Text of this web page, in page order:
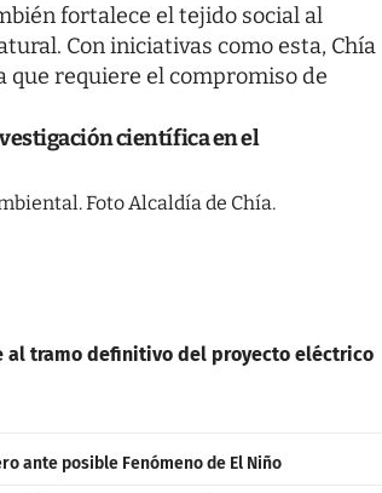
fortalece el tejido social al
Con iniciativas como esta, Chía
que requiere el compromiso de
científica en el
Foto Alcaldía de Chía.
al tramo definitivo del proyecto eléctrico
ante posible Fenómeno de El Niño